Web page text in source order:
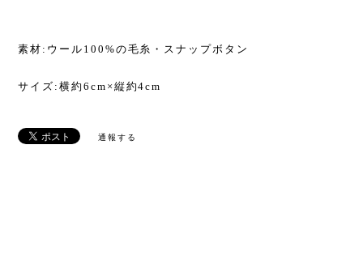
素材:ウール100%の毛糸・スナップボタン
サイズ:横約6cm×縦約4cm
通報する